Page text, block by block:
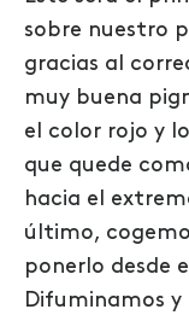
sobre nuestro
gracias al
muy buena
el color rojo y
que quede
hacia el
último,
ponerlo desde
Difuminamos y